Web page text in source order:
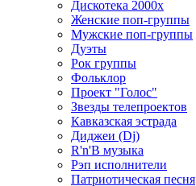
Дискотека 2000х
Женские поп-группы
Мужские поп-группы
Дуэты
Рок группы
Фольклор
Проект "Голос"
Звезды телепроектов
Кавказская эстрада
Диджеи (Dj)
R'n'B музыка
Рэп исполнители
Патриотическая песня